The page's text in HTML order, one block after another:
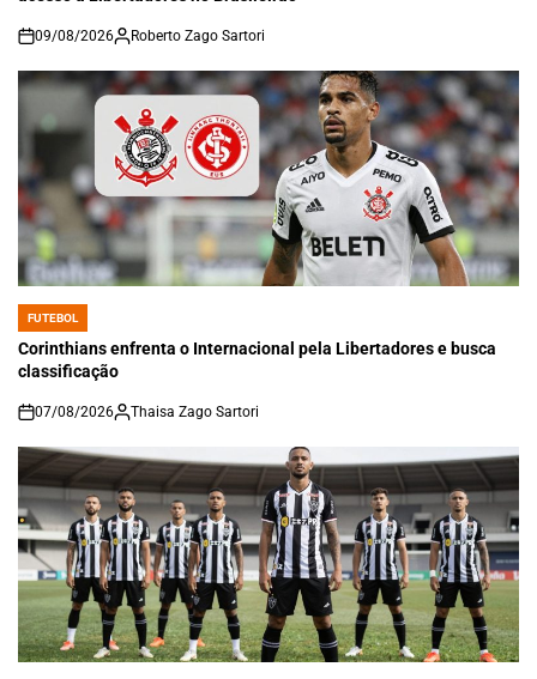
on
09/08/2026 Roberto Zago Sartori
POSTED
IN
FUTEBOL
Corinthians enfrenta o Internacional pela Libertadores e busca
classificação
on
07/08/2026 Thaisa Zago Sartori